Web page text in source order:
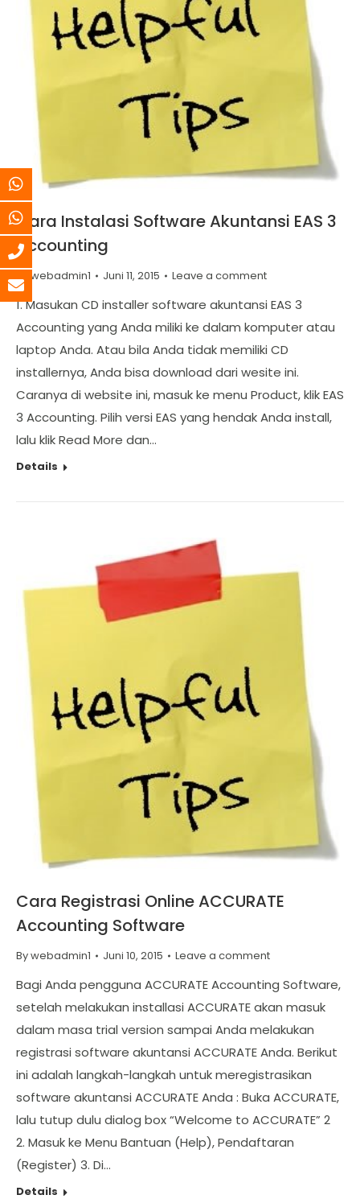
Cara Instalasi Software Akuntansi EAS 3
Accounting
By webadmin1 Juni 11, 2015 Leave a comment
1. Masukan CD installer software akuntansi EAS 3
Accounting yang Anda miliki ke dalam komputer atau
laptop Anda. Atau bila Anda tidak memiliki CD
installernya, Anda bisa download dari wesite ini.
Caranya di website ini, masuk ke menu Product, klik EAS
3 Accounting. Pilih versi EAS yang hendak Anda install,
lalu klik Read More dan…
Details
Cara Registrasi Online ACCURATE
Accounting Software
Bywebadmin1 Juni 10, 2015 Leave a comment
Bagi Anda pengguna ACCURATE Accounting Software,
setelah melakukan installasi ACCURATE akan masuk
dalam masa trial version sampai Anda melakukan
registrasi software akuntansi ACCURATE Anda. Berikut
ini adalah langkah-langkah untuk meregistrasikan
software akuntansi ACCURATE Anda : Buka ACCURATE,
lalu tutup dulu dialog box “Welcome to ACCURATE” 2
2. Masuk ke Menu Bantuan (Help), Pendaftaran
(Register) 3. Di…
Details